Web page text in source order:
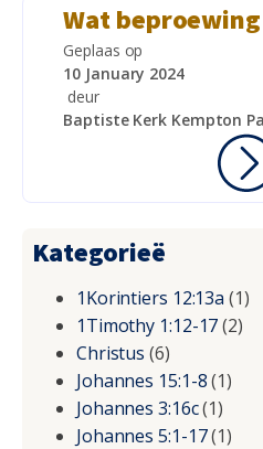
Wat
Geplaas op
10 January 2024
deur
Baptiste Kerk Kempton
Kategorieë
1Korintiers 12:13a (1)
1Timothy 1:12-17(2)
Christus (6)
Johannes 15:1-8(1)
Johannes 3:16c(1)
Johannes 5:1-17(1)